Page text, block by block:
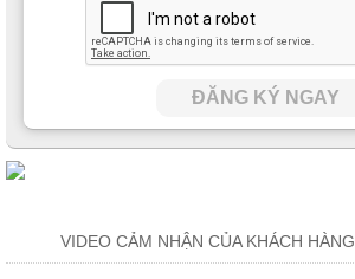
ĐĂNG KÝ NGAY
VIDEO CẢM NHẬN CỦA KHÁCH HÀNG